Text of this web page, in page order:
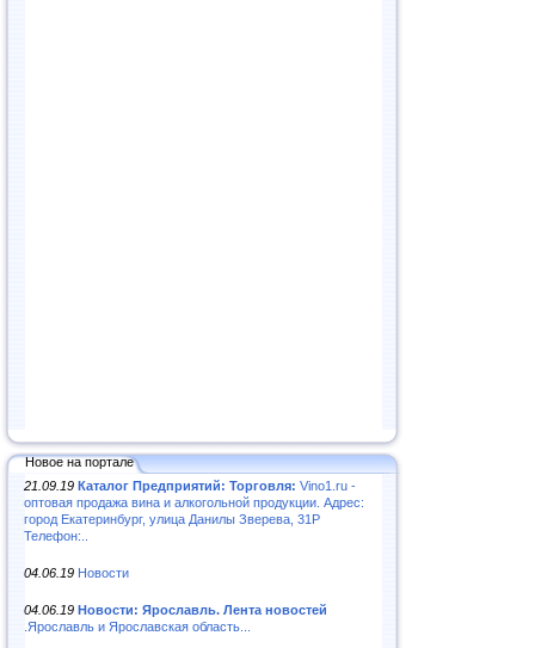
Новое на портале
21.09.19 Каталог Предприятий: Торговля: Vino1.ru -
оптовая продажа вина и алкогольной продукции. Адрес:
город Екатеринбург, улица Данилы Зверева, 31Р
Телефон:..
04.06.19 Новости
04.06.19 Новости: Ярославль. Лента новостей
.Ярославль и Ярославская область...